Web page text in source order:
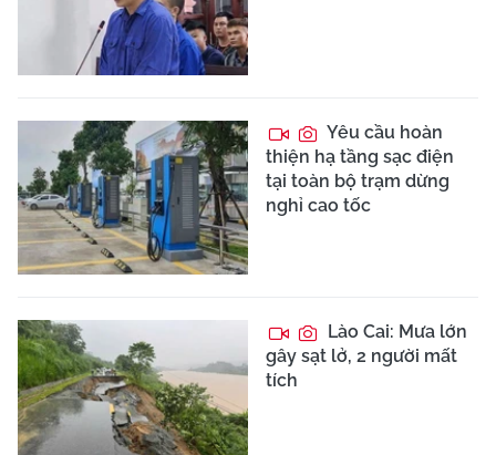
Yêu cầu hoàn
thiện hạ tầng sạc điện
tại toàn bộ trạm dừng
nghỉ cao tốc
Lào Cai: Mưa lớn
gây sạt lở, 2 người mất
tích